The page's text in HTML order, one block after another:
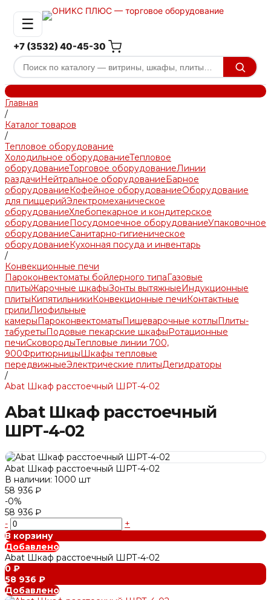
☰
+7 (3532) 40-45-30
Главная
/
Каталог товаров
/
Тепловое оборудование
Холодильное оборудованиеТепловое
оборудованиеТорговое оборудованиеЛинии
раздачиНейтральное оборудованиеБарное
оборудованиеКофейное оборудованиеОборудование
для пиццерийЭлектромеханическое
оборудованиеХлебопекарное и кондитерское
оборудованиеПосудомоечное оборудованиеУпаковочное
оборудованиеСанитарно-гигиеническое
оборудованиеКухонная посуда и инвентарь
/
Конвекционные печи
Пароконвектоматы бойлерного типаГазовые
плитыЖарочные шкафыЗонты вытяжныеИндукционные
плитыКипятильникиКонвекционные печиКонтактные
грилиЛиофильные
камерыПароконвектоматыПищеварочные котлыПлиты-
табуретыПодовые пекарские шкафыРотационные
печиСковородыТепловые линии 700,
900ФритюрницыШкафы тепловые
передвижныеЭлектрические плитыДегидраторы
/
Abat Шкаф расстоечный ШРТ-4-02
Abat Шкаф расстоечный
ШРТ-4-02
Abat Шкаф расстоечный ШРТ-4-02
В наличии: 1000 шт
58 936 ₽
-0%
58 936 ₽
-
+
В корзину
Добавлено
Abat Шкаф расстоечный ШРТ-4-02
0 ₽
58 936 ₽
Добавлено